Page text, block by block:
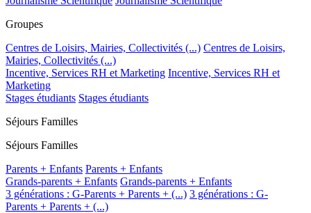
Groupes
Centres de Loisirs, Mairies, Collectivités (...) Centres de Loisirs,
Mairies, Collectivités (...)
Incentive, Services RH et Marketing Incentive, Services RH et
Marketing
Stages étudiants Stages étudiants
Séjours Familles
Séjours Familles
Parents + Enfants Parents + Enfants
Grands-parents + Enfants Grands-parents + Enfants
3 générations : G-Parents + Parents + (...) 3 générations : G-
Parents + Parents + (...)